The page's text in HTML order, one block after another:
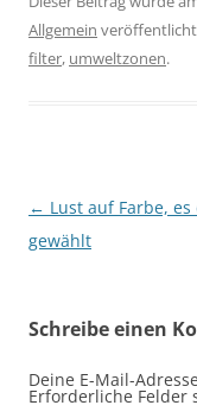
Allgemein
filter, umweltzonen.
Beitragsnavigation
← Lust auf Farbe,
gewählt
Schreibe einen
Deine E-Mail-
Erforderliche Felder